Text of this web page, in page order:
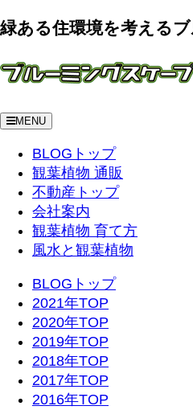
緑ある住環境を考える
MENU
BLOGトップ
観葉植物 通販
不動産トップ
会社案内
観葉植物 育て方
風水と観葉植物
BLOGトップ
2021年TOP
2020年TOP
2019年TOP
2018年TOP
2017年TOP
2016年TOP